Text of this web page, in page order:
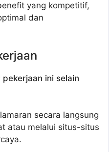
yang kompetitif,
dan
ini selain
secara langsung
atau melalui situs-situs